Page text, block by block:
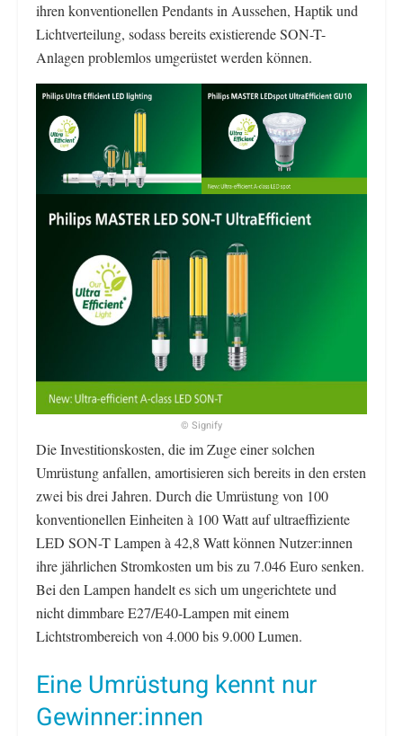
ihren konventionellen Pendants in Aussehen, Haptik und
Lichtverteilung, sodass bereits existierende SON-T-
Anlagen problemlos umgerüstet werden können.
© Signify
Die Investitionskosten, die im Zuge einer solchen
Umrüstung anfallen, amortisieren sich bereits in den ersten
zwei bis drei Jahren. Durch die Umrüstung von 100
konventionellen Einheiten à 100 Watt auf ultraeffiziente
LED SON-T Lampen à 42,8 Watt können Nutzer:innen
ihre jährlichen Stromkosten um bis zu 7.046 Euro senken.
Bei den Lampen handelt es sich um ungerichtete und
nicht dimmbare E27/E40-Lampen mit einem
Lichtstrombereich von 4.000 bis 9.000 Lumen.
Eine Umrüstung kennt nur
Gewinner:innen